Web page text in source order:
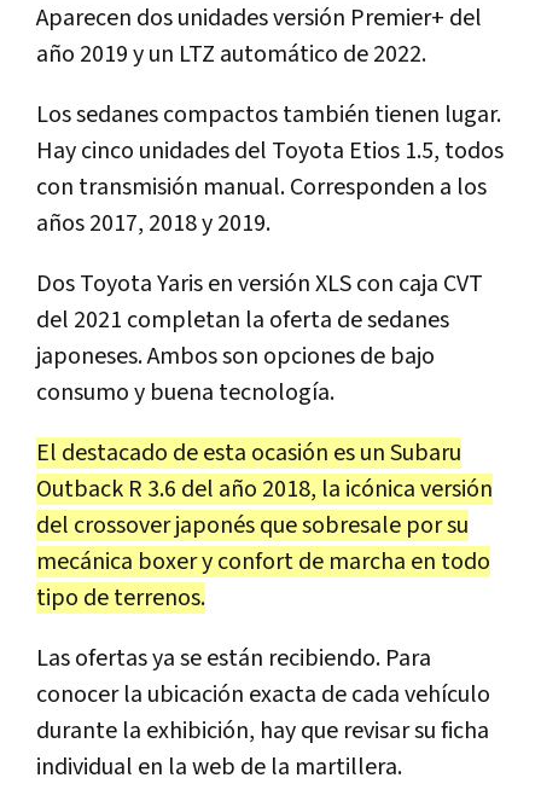
Aparecen dos unidades versión Premier+ del
año 2019 y un LTZ automático de 2022.
Los sedanes compactos también tienen lugar.
Hay cinco unidades del Toyota Etios 1.5, todos
con transmisión manual. Corresponden a los
años 2017, 2018 y 2019.
Dos Toyota Yaris en versión XLS con caja CVT
del 2021 completan la oferta de sedanes
japoneses. Ambos son opciones de bajo
consumo y buena tecnología.
El destacado de esta ocasión es un Subaru
Outback R 3.6 del año 2018, la icónica versión
del crossover japonés que sobresale por su
mecánica boxer y confort de marcha en todo
tipo de terrenos.
Las ofertas ya se están recibiendo. Para
conocer la ubicación exacta de cada vehículo
durante la exhibición, hay que revisar su ficha
individual en la web de la martillera.